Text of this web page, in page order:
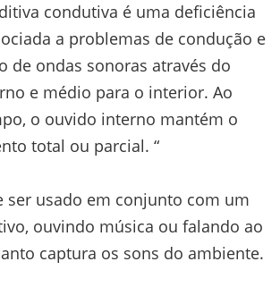
condutiva é uma deficiência
a problemas de condução e
de ondas sonoras através do
e médio para o interior. Ao
o ouvido interno mantém o
total ou parcial. “
ser usado em conjunto com um
ouvindo música ou falando ao
captura os sons do ambiente.